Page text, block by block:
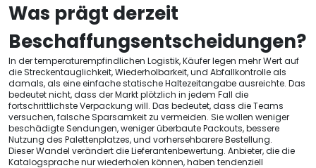
Was prägt derzeit
Beschaffungsentscheidungen?
In der temperaturempfindlichen Logistik, Käufer legen mehr Wert auf
die Streckentauglichkeit, Wiederholbarkeit, und Abfallkontrolle als
damals, als eine einfache statische Haltezeitangabe ausreichte. Das
bedeutet nicht, dass der Markt plötzlich in jedem Fall die
fortschrittlichste Verpackung will. Das bedeutet, dass die Teams
versuchen, falsche Sparsamkeit zu vermeiden. Sie wollen weniger
beschädigte Sendungen, weniger überbaute Packouts, bessere
Nutzung des Palettenplatzes, und vorhersehbarere Bestellung.
Dieser Wandel verändert die Lieferantenbewertung. Anbieter, die die
Katalogsprache nur wiederholen können, haben tendenziell